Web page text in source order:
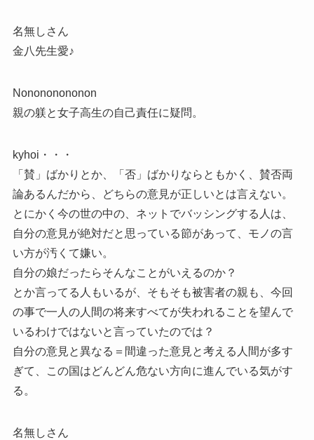
名無しさん
金八先生愛♪
Nonononononon
親の躾と女子高生の自己責任に疑問。
kyhoi・・・
「賛」ばかりとか、「否」ばかりならともかく、賛否両
論あるんだから、どちらの意見が正しいとは言えない。
とにかく今の世の中の、ネットでバッシングする人は、
自分の意見が絶対だと思っている節があって、モノの言
い方が汚くて嫌い。
自分の娘だったらそんなことがいえるのか？
とか言ってる人もいるが、そもそも被害者の親も、今回
の事で一人の人間の将来すべてが失われることを望んで
いるわけではないと言っていたのでは？
自分の意見と異なる＝間違った意見と考える人間が多す
ぎて、この国はどんどん危ない方向に進んでいる気がす
る。
名無しさん